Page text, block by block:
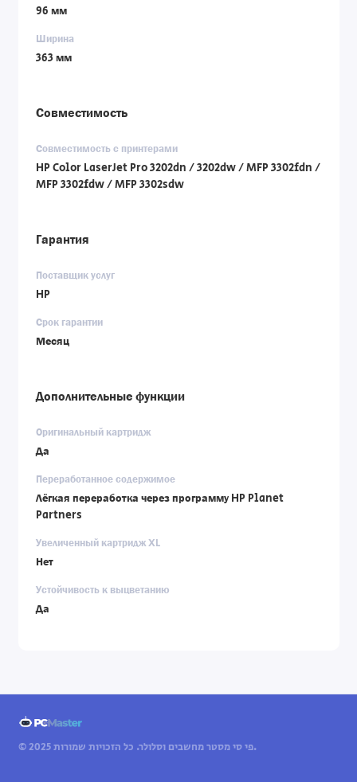
96 мм
Ширина
363 мм
Совместимость
Совместимость с принтерами
HP Color LaserJet Pro 3202dn / 3202dw / MFP 3302fdn /
MFP 3302fdw / MFP 3302sdw
Гарантия
Поставщик услуг
HP
Срок гарантии
Месяц
Дополнительные функции
Оригинальный картридж
Да
Переработанное содержимое
Лёгкая переработка через программу HP Planet
Partners
Увеличенный картридж XL
Нет
Устойчивость к выцветанию
Да
© 2025 פי סי מסטר מחשבים וסלולר. כל הזכויות שמורות.